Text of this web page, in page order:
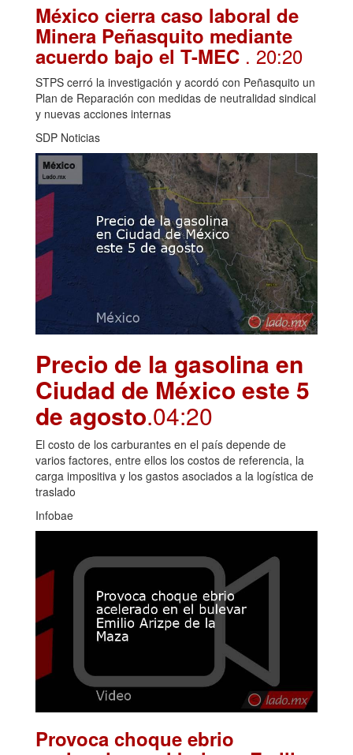
México cierra caso laboral de
Minera Peñasquito mediante
acuerdo bajo el T-MEC . 20:20
STPS cerró la investigación y acordó con Peñasquito un
Plan de Reparación con medidas de neutralidad sindical
y nuevas acciones internas
SDP Noticias
Precio de la gasolina en
Ciudad de México este 5
de agosto.04:20
El costo de los carburantes en el país depende de
varios factores, entre ellos los costos de referencia, la
carga impositiva y los gastos asociados a la logística de
traslado
Infobae
Provoca choque ebrio